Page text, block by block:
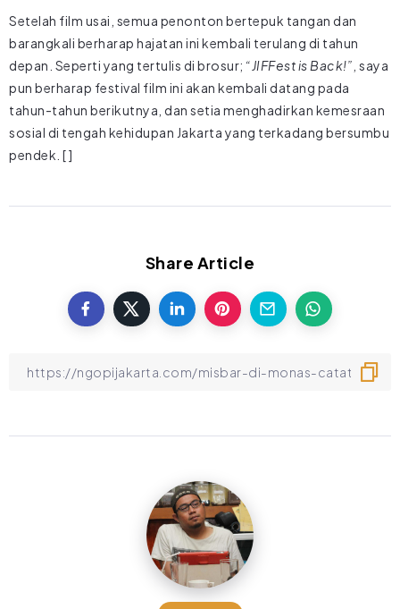
Setelah film usai, semua penonton bertepuk tangan dan
barangkali berharap hajatan ini kembali terulang di tahun
depan. Seperti yang tertulis di brosur; “JIFFest is Back!” , saya
pun berharap festival film ini akan kembali datang pada
tahun-tahun berikutnya, dan setia menghadirkan kemesraan
sosial di tengah kehidupan Jakarta yang terkadang bersumbu
pendek. [ ]
Share Article